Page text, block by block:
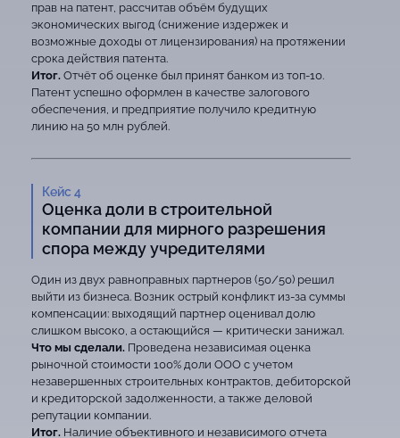
прав на патент, рассчитав объём будущих
экономических выгод (снижение издержек и
возможные доходы от лицензирования) на протяжении
срока действия патента.
Итог.Отчёт об оценке был принят банком из топ-10.
Патент успешно оформлен в качестве залогового
обеспечения, и предприятие получило кредитную
линию на 50 млн рублей.
Кейс 4
Оценка доли в строительной
компании для мирного разрешения
спора между учредителями
Один из двух равноправных партнеров (50/50) решил
выйти из бизнеса. Возник острый конфликт из-за суммы
компенсации: выходящий партнер оценивал долю
слишком высоко, а остающийся — критически занижал.
Что мы сделали.Проведена независимая оценка
рыночной стоимости 100% доли ООО с учетом
незавершенных строительных контрактов, дебиторской
и кредиторской задолженности, а также деловой
репутации компании.
Итог.Наличие объективного и независимого отчета